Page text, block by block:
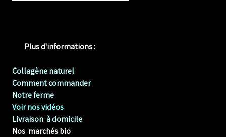
Plus d'informations :
Collagène naturel
Comment commander
Notre ferme
Voir nos vidéos
Livraison à domicile
Nos marchés bio